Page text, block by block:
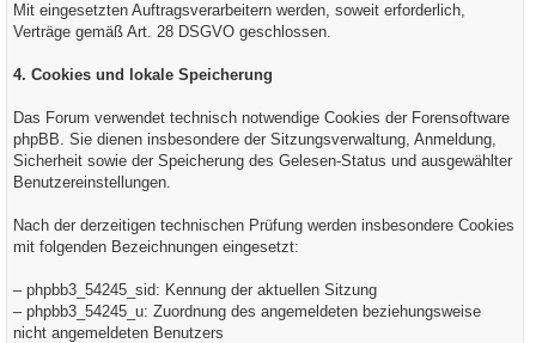
Mit eingesetzten Auftragsverarbeitern werden, soweit erforderlich,
Verträge gemäß Art. 28 DSGVO geschlossen.
4. Cookies und lokale Speicherung
Das Forum verwendet technisch notwendige Cookies der Forensoftware
phpBB. Sie dienen insbesondere der Sitzungsverwaltung, Anmeldung,
Sicherheit sowie der Speicherung des Gelesen-Status und ausgewählter
Benutzereinstellungen.
Nach der derzeitigen technischen Prüfung werden insbesondere Cookies
mit folgenden Bezeichnungen eingesetzt:
– phpbb3_54245_sid: Kennung der aktuellen Sitzung
– phpbb3_54245_u: Zuordnung des angemeldeten beziehungsweise
nicht angemeldeten Benutzers